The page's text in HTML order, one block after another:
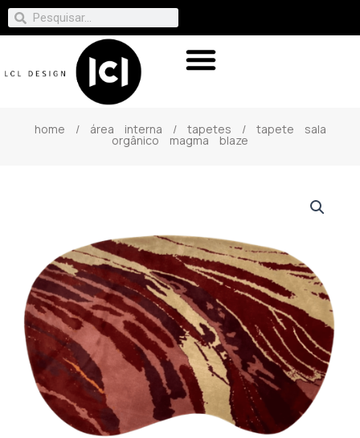
home / área interna / tapetes / tapete sala
orgânico magma blaze